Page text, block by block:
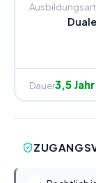
Ausbildungsart
Dauer3,5